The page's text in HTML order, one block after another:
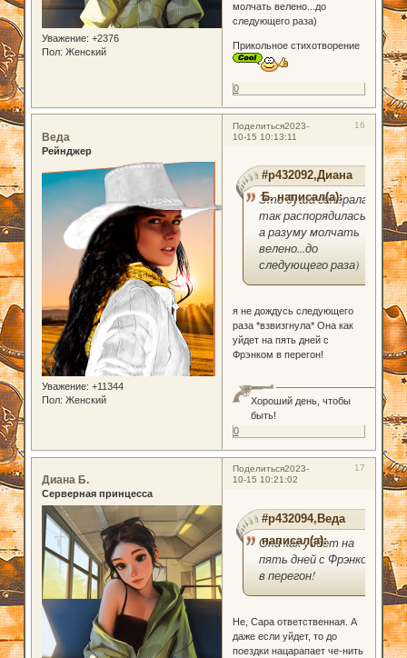
Уважение: +2376
Пол: Женский
молчать велено...до
следующего раза)
Прикольное стихотворение
0
Поделиться 16
2023-
10-15 10:13:11
Веда
Рейнджер
Уважение: +11344
Пол: Женский
#p432092,Диана
Б. написал(а):
Это душа генерала
так распорядилась,
а разуму молчать
велено...до
следующего раза)
я не дождусь следующего
раза *взвизгнула* Она как
уйдет на пять дней с
Фрэнком в перегон!
Хороший день, чтобы
быть!
0
Поделиться 17
2023-
10-15 10:21:02
Диана Б.
Серверная принцесса
#p432094,Веда
написал(а):
Она как уйдет на
пять дней с Фрэнком
в перегон!
Не, Сара ответственная. А
даже если уйдет, то до
поездки нацарапает че-нить